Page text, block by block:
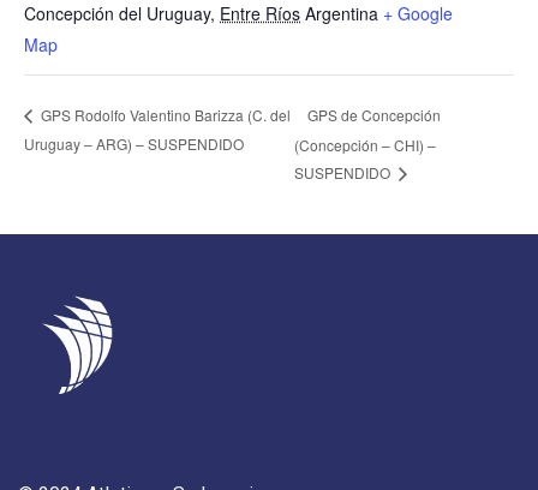
Concepción del Uruguay, Entre Ríos Argentina + Google
Map
GPS Rodolfo Valentino Barizza (C. del
Uruguay – ARG) – SUSPENDIDO
GPS de Concepción
(Concepción – CHI) –
SUSPENDIDO